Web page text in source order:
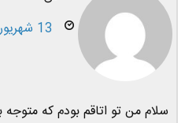
13 شهریور 1398
سلام من تو اتاقم بودم که